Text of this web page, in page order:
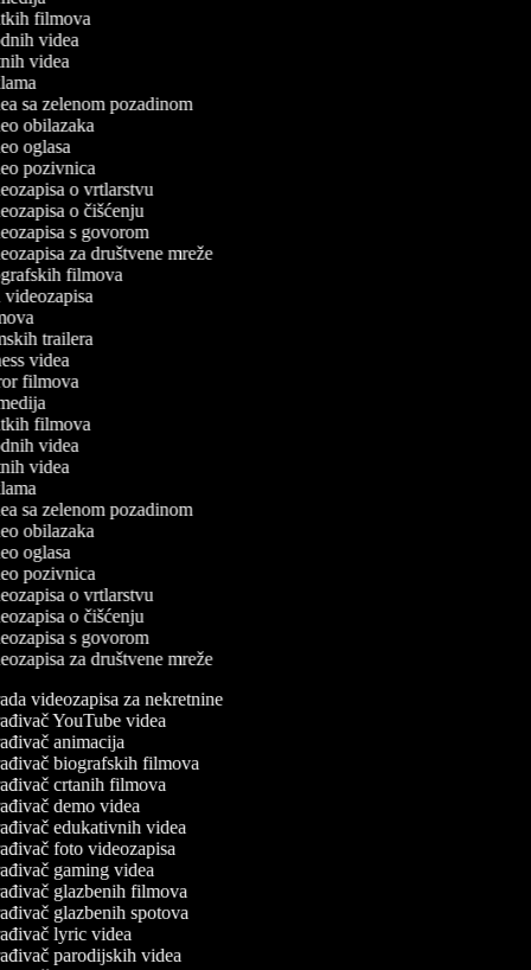
filmova
videa
videa
sa zelenom pozadinom
obilazaka
oglasa
pozivnica
o vrtlarstvu
o čišćenju
s govorom
za društvene mreže
filmova
videozapisa
trailera
videa
filmova
filmova
videa
videa
sa zelenom pozadinom
obilazaka
oglasa
pozivnica
o vrtlarstvu
o čišćenju
s govorom
za društvene mreže
videozapisa za nekretnine
YouTube videa
animacija
biografskih filmova
crtanih filmova
demo videa
edukativnih videa
foto videozapisa
gaming videa
glazbenih filmova
glazbenih spotova
lyric videa
parodijskih videa